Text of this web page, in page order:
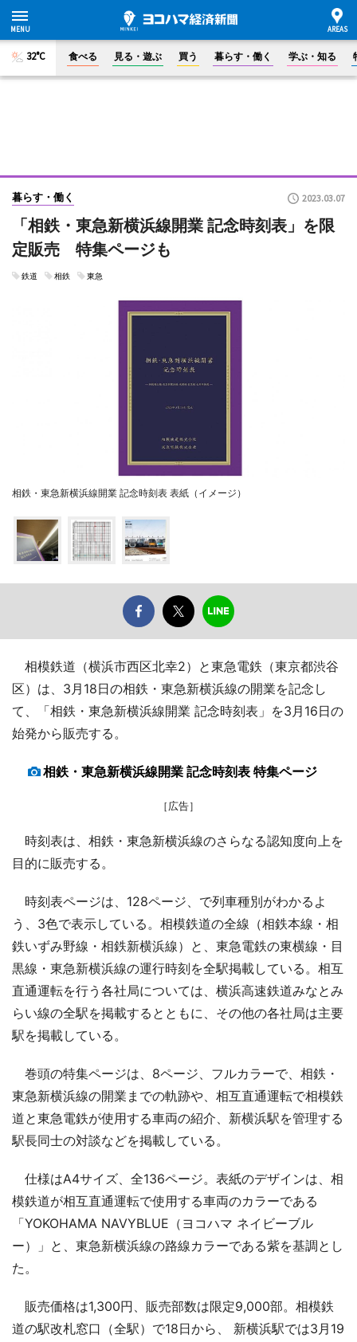
32°C 食べる 見る・遊ぶ 買う 暮らす・働く 学ぶ・知る
暮らす・働く 2023.03.07
「相鉄・東急新横浜線開業 記念時刻表」を限
定販売 特集ページも
鉄道 相鉄 東急
相鉄・東急新横浜線開業 記念時刻表 表紙（イメージ）
相模鉄道（横浜市西区北幸2）と東急電鉄（東京都渋谷
区）は、3月18日の相鉄・東急新横浜線の開業を記念し
て、「相鉄・東急新横浜線開業 記念時刻表」を3月16日の
始発から販売する。
相鉄・東急新横浜線開業 記念時刻表 特集ページ
［広告］
時刻表は、相鉄・東急新横浜線のさらなる認知度向上を
目的に販売する。
時刻表ページは、128ページ、で列車種別がわかるよ
う、3色で表示している。相模鉄道の全線（相鉄本線・相
鉄いずみ野線・相鉄新横浜線）と、東急電鉄の東横線・目
黒線・東急新横浜線の運行時刻を全駅掲載している。相互
直通運転を行う各社局については、横浜高速鉄道みなとみ
らい線の全駅を掲載するとともに、その他の各社局は主要
駅を掲載している。
巻頭の特集ページは、8ページ、フルカラーで、相鉄・
東急新横浜線の開業までの軌跡や、相互直通運転で相模鉄
道と東急電鉄が使用する車両の紹介、新横浜駅を管理する
駅長同士の対談などを掲載している。
仕様はA4サイズ、全136ページ。表紙のデザインは、相
模鉄道が相互直通運転で使用する車両のカラーである
「YOKOHAMA NAVYBLUE（ヨコハマ ネイビーブル
ー）」と、東急新横浜線の路線カラーである紫を基調とし
た。
販売価格は1,300円、販売部数は限定9,000部。相模鉄
道の駅改札窓口（全駅）で18日から、 新横浜駅では3月19